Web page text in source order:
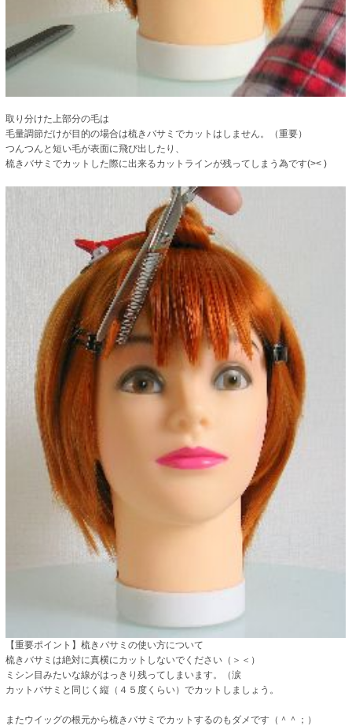
取り分けた上部分の毛は
毛量調節だけが目的の場合は梳きバサミでカットはしません。（重要）
つんつんと短い毛が表面に飛び出したり、
梳きバサミでカットした際に出来るカットラインが残ってしまう為です(>< )
【重要ポイント】梳きバサミの使い方について
梳きバサミは絶対に真横にカットしないでください（＞＜）
ミシン目みたいな線がはっきり残ってしまいます。（涙
カットバサミと同じく縦（４５度くらい）でカットしましょう。
またウイッグの根元から梳きバサミでカットするのもダメです（＾＾；）